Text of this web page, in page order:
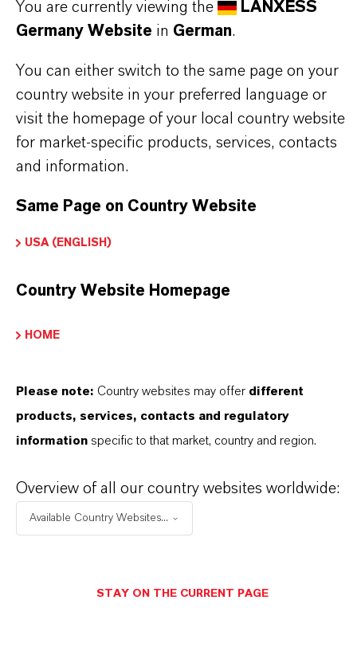
sind die Einfahrempfehlungen zu beachten, die auf
PRODUKTINFORMATIONEN
PRODUKTANWENDUNGEN
PRODUKTDATENBLÄTTER
Hier können die Produktdatenblätter
heruntergeladen werden.
Nach Auswahl des Dropdowns erscheint ein
You are currently viewing the
LANXESS
Germany Website in German.
You can either switch to the same page on your
country website in your preferred language or
visit the homepage of your local country website
for market-specific products, services, contacts
and information.
Same Page on Country Website
USA (ENGLISH)
Country Website Homepage
HOME
Please note: Country websites may offer different
products, services, contacts and regulatory
information specific to that market, country and region.
Overview of all our country websites worldwide:
Available Country Websites...
STAY ON THE CURRENT PAGE